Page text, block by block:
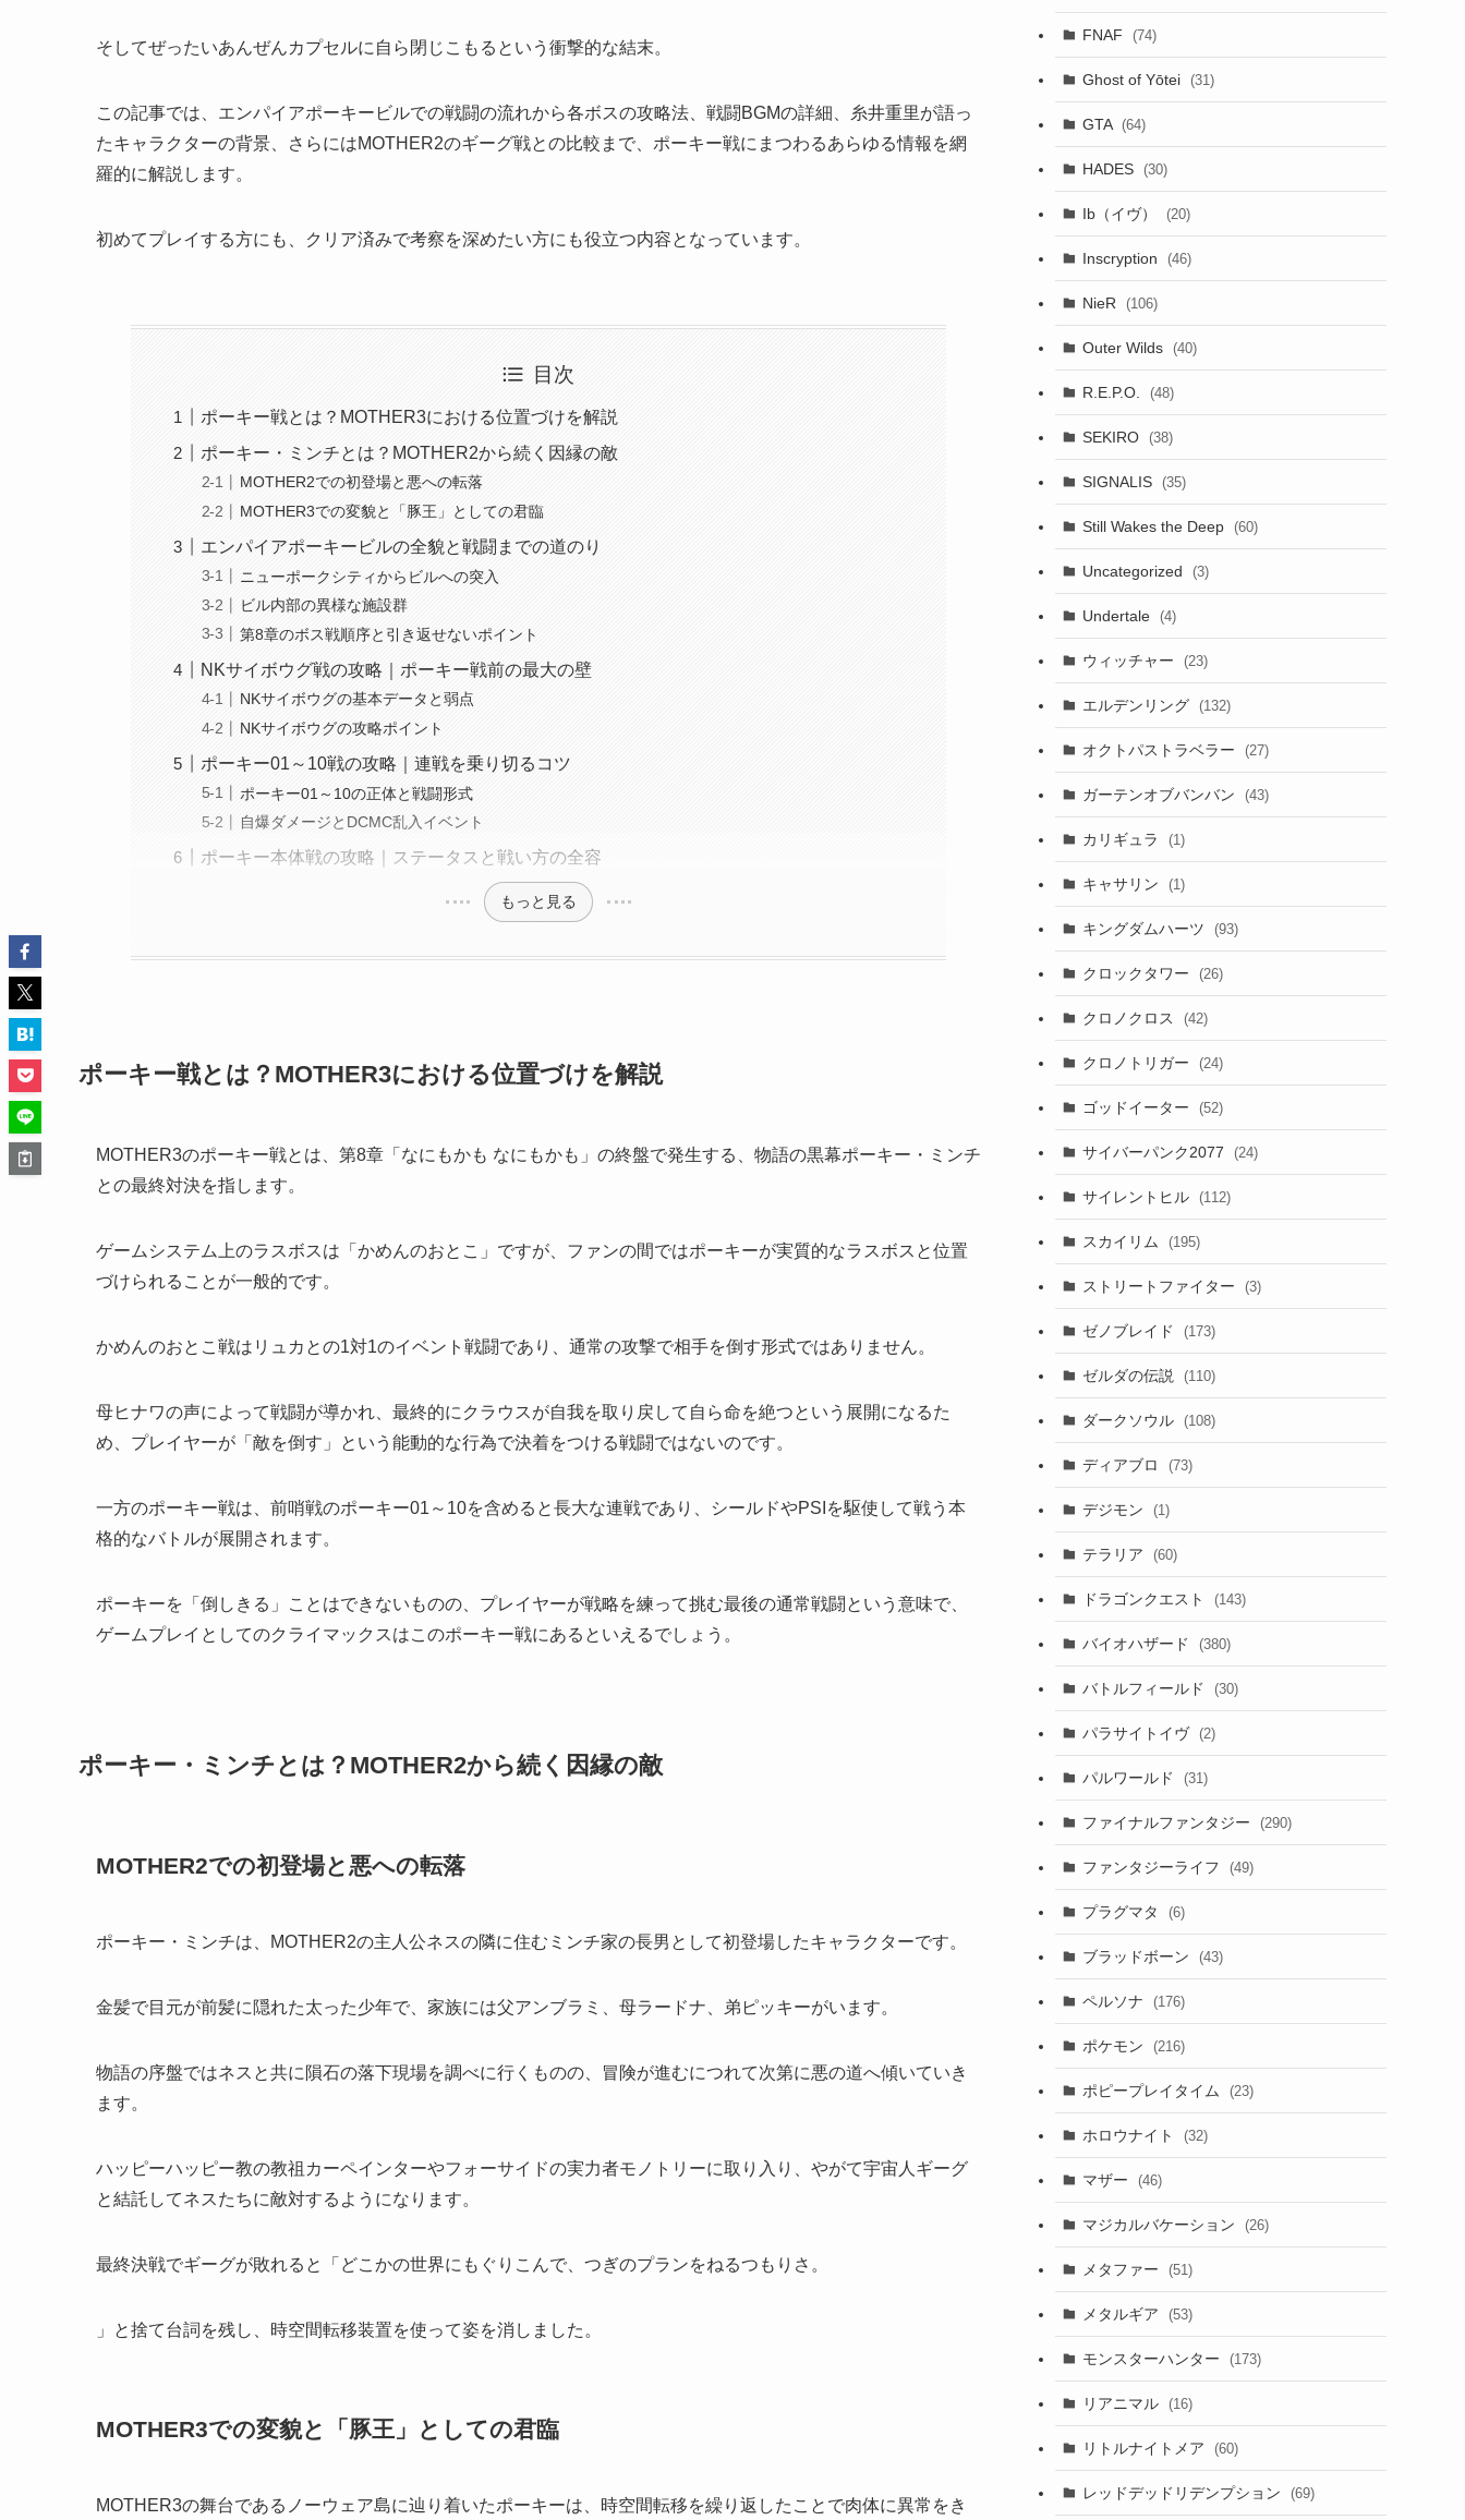
そしてぜったいあんぜんカプセルに自ら閉じこもるという衝撃的な結末。
この記事では、エンパイアポーキービルでの戦闘の流れから各ボスの攻略法、戦闘BGMの詳細、糸井重里が語っ
たキャラクターの背景、さらにはMOTHER2のギーグ戦との比較まで、ポーキー戦にまつわるあらゆる情報を網
羅的に解説します。
初めてプレイする方にも、クリア済みで考察を深めたい方にも役立つ内容となっています。
目次
ポーキー戦とは？MOTHER3における位置づけを解説
ポーキー・ミンチとは？MOTHER2から続く因縁の敵
MOTHER2での初登場と悪への転落
MOTHER3での変貌と「豚王」としての君臨
エンパイアポーキービルの全貌と戦闘までの道のり
ニューポークシティからビルへの突入
ビル内部の異様な施設群
第8章のボス戦順序と引き返せないポイント
NKサイボウグ戦の攻略｜ポーキー戦前の最大の壁
NKサイボウグの基本データと弱点
NKサイボウグの攻略ポイント
ポーキー01～10戦の攻略｜連戦を乗り切るコツ
ポーキー01～10の正体と戦闘形式
自爆ダメージとDCMC乱入イベント
ポーキー本体戦の攻略｜ステータスと戦い方の全容
もっと見る
ポーキー戦とは？MOTHER3における位置づけを解説
MOTHER3のポーキー戦とは、第8章「なにもかも なにもかも」の終盤で発生する、物語の黒幕ポーキー・ミンチ
との最終対決を指します。
ゲームシステム上のラスボスは「かめんのおとこ」ですが、ファンの間ではポーキーが実質的なラスボスと位置
づけられることが一般的です。
かめんのおとこ戦はリュカとの1対1のイベント戦闘であり、通常の攻撃で相手を倒す形式ではありません。
母ヒナワの声によって戦闘が導かれ、最終的にクラウスが自我を取り戻して自ら命を絶つという展開になるた
め、プレイヤーが「敵を倒す」という能動的な行為で決着をつける戦闘ではないのです。
一方のポーキー戦は、前哨戦のポーキー01～10を含めると長大な連戦であり、シールドやPSIを駆使して戦う本
格的なバトルが展開されます。
ポーキーを「倒しきる」ことはできないものの、プレイヤーが戦略を練って挑む最後の通常戦闘という意味で、
ゲームプレイとしてのクライマックスはこのポーキー戦にあるといえるでしょう。
ポーキー・ミンチとは？MOTHER2から続く因縁の敵
MOTHER2での初登場と悪への転落
ポーキー・ミンチは、MOTHER2の主人公ネスの隣に住むミンチ家の長男として初登場したキャラクターです。
金髪で目元が前髪に隠れた太った少年で、家族には父アンブラミ、母ラードナ、弟ピッキーがいます。
物語の序盤ではネスと共に隕石の落下現場を調べに行くものの、冒険が進むにつれて次第に悪の道へ傾いていき
ます。
ハッピーハッピー教の教祖カーペインターやフォーサイドの実力者モノトリーに取り入り、やがて宇宙人ギーグ
と結託してネスたちに敵対するようになります。
最終決戦でギーグが敗れると「どこかの世界にもぐりこんで、つぎのプランをねるつもりさ。
」と捨て台詞を残し、時空間転移装置を使って姿を消しました。
MOTHER3での変貌と「豚王」としての君臨
MOTHER3の舞台であるノーウェア島に辿り着いたポーキーは、時空間転移を繰り返したことで肉体に異常をき
FNAF (74)
Ghost of Yōtei (31)
GTA (64)
HADES (30)
Ib（イヴ） (20)
Inscryption (46)
NieR (106)
Outer Wilds (40)
R.E.P.O. (48)
SEKIRO (38)
SIGNALIS (35)
Still Wakes the Deep (60)
Uncategorized (3)
Undertale (4)
ウィッチャー (23)
エルデンリング (132)
オクトパストラベラー (27)
ガーテンオブバンバン (43)
カリギュラ (1)
キャサリン (1)
キングダムハーツ (93)
クロックタワー (26)
クロノクロス (42)
クロノトリガー (24)
ゴッドイーター (52)
サイバーパンク2077 (24)
サイレントヒル (112)
スカイリム (195)
ストリートファイター (3)
ゼノブレイド (173)
ゼルダの伝説 (110)
ダークソウル (108)
ディアブロ (73)
デジモン (1)
テラリア (60)
ドラゴンクエスト (143)
バイオハザード (380)
バトルフィールド (30)
パラサイトイヴ (2)
パルワールド (31)
ファイナルファンタジー (290)
ファンタジーライフ (49)
プラグマタ (6)
ブラッドボーン (43)
ペルソナ (176)
ポケモン (216)
ポピープレイタイム (23)
ホロウナイト (32)
マザー (46)
マジカルバケーション (26)
メタファー (51)
メタルギア (53)
モンスターハンター (173)
リアニマル (16)
リトルナイトメア (60)
レッドデッドリデンプション (69)